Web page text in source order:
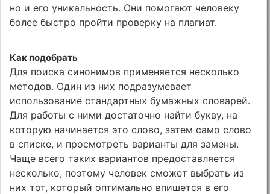
но и его уникальность. Они помогают человеку
более быстро пройти проверку на плагиат.
Как подобрать
Для поиска синонимов применяется несколько
методов. Один из них подразумевает
использование стандартных бумажных словарей.
Для работы с ними достаточно найти букву, на
которую начинается это слово, затем само слово
в списке, и просмотреть варианты для замены.
Чаще всего таких вариантов предоставляется
несколько, поэтому человек сможет выбрать из
них тот, который оптимально впишется в его